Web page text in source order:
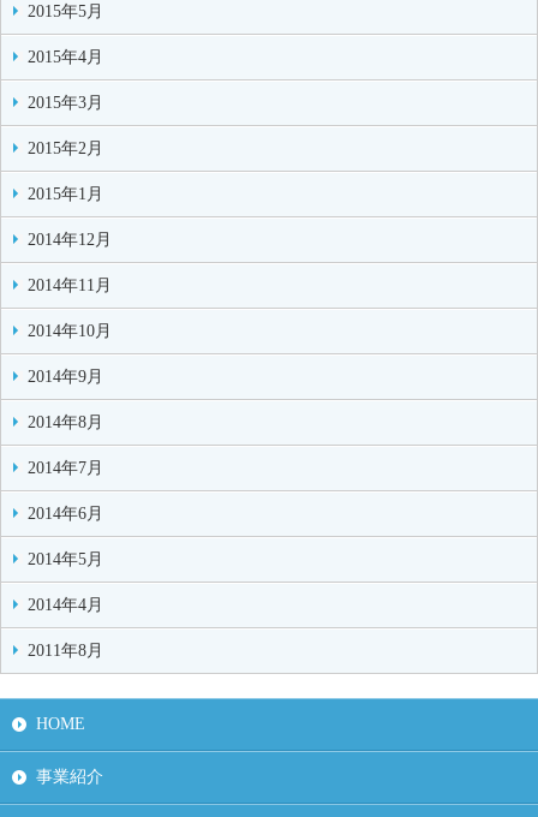
2015年5月
2015年4月
2015年3月
2015年2月
2015年1月
2014年12月
2014年11月
2014年10月
2014年9月
2014年8月
2014年7月
2014年6月
2014年5月
2014年4月
2011年8月
HOME
事業紹介